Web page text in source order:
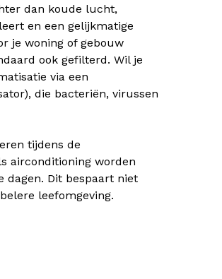
dan koude lucht,
en een gelijkmatige
je woning of gebouw
ook gefilterd. Wil je
via een
die bacteriën, virussen
tijdens de
airconditioning worden
dagen. Dit bespaart niet
leefomgeving.